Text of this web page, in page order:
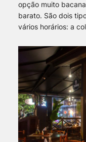
opção muito
barato. São dois
vários horários: a